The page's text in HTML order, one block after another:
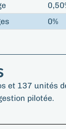
0%
et 137 unités
pilotée.